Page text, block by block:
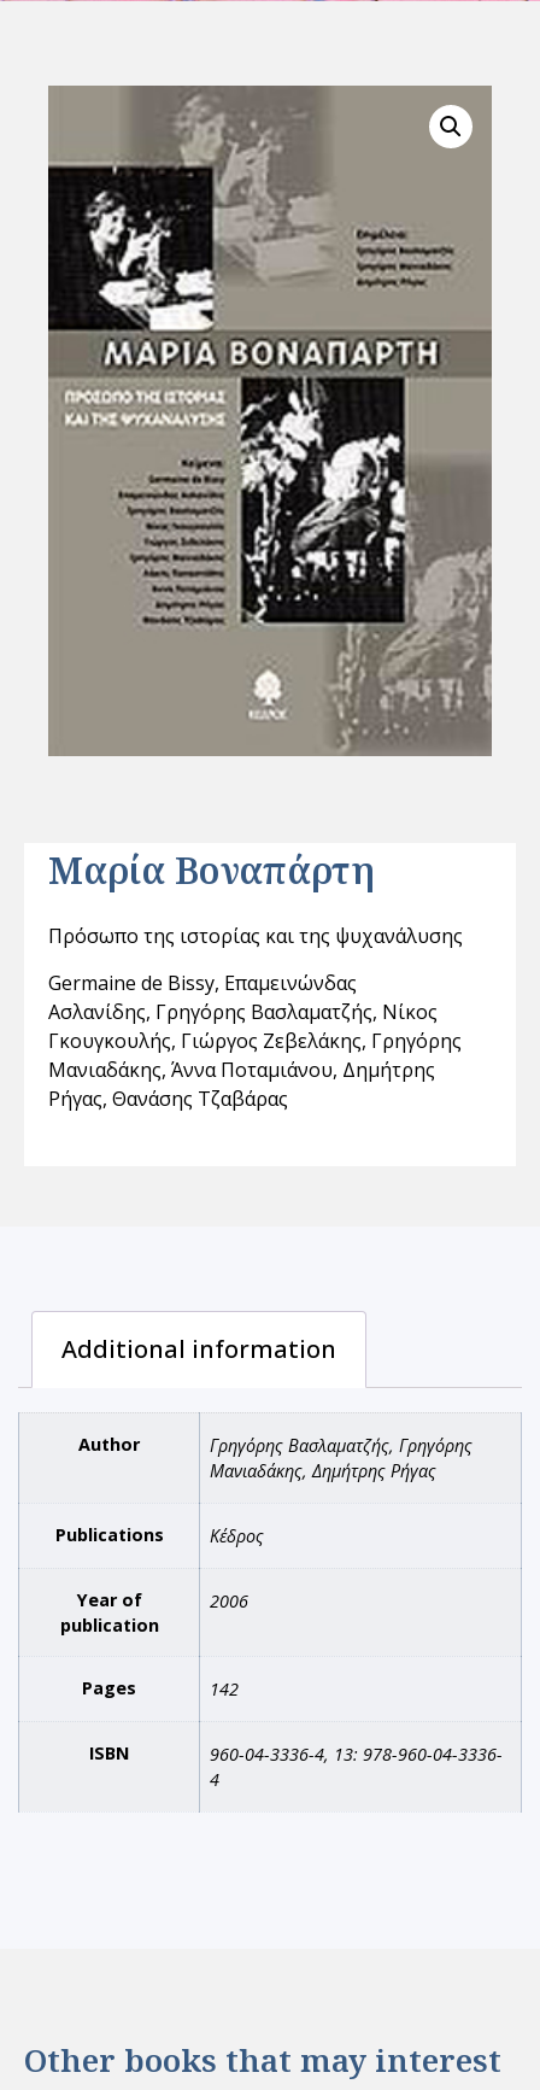
Μαρία Βοναπάρτη
Πρόσωπο της ιστορίας και της ψυχανάλυσης
Germaine de Bissy, Επαμεινώνδας
Ασλανίδης, Γρηγόρης Βασλαματζής, Νίκος
Γκουγκουλής, Γιώργος Ζεβελάκης, Γρηγόρης
Μανιαδάκης, Άννα Ποταμιάνου, Δημήτρης
Ρήγας, Θανάσης Τζαβάρας
Additional information
Author
Γρηγόρης Βασλαματζής, Γρηγόρης
Μανιαδάκης, Δημήτρης Ρήγας
Publications Κέδρος
Year of
publication
2006
Pages 142
ISBN
960-04-3336-4, 13: 978-960-04-3336-
4
Other books that may interest